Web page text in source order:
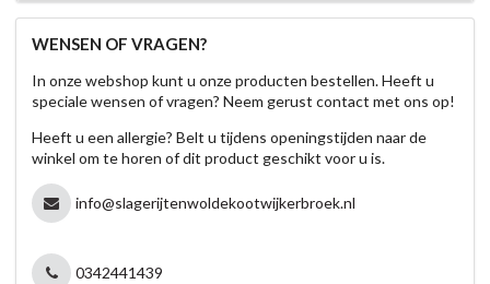
WENSEN OF VRAGEN?
In onze webshop kunt u onze producten bestellen. Heeft u
speciale wensen of vragen? Neem gerust contact met ons op!
Heeft u een allergie? Belt u tijdens openingstijden naar de
winkel om te horen of dit product geschikt voor u is.
info@slagerijtenwoldekootwijkerbroek.nl
0342441439